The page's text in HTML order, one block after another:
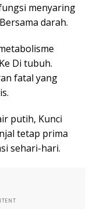
menyaring
darah.
Di tubuh.
fatal yang
putih, Kunci
tetap prima
sehari-hari.